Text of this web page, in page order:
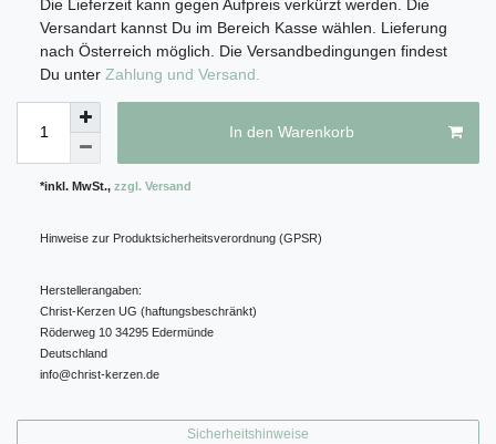
Die Lieferzeit kann gegen Aufpreis verkürzt werden. Die
Versandart kannst Du im Bereich Kasse wählen. Lieferung
nach Österreich möglich. Die Versandbedingungen findest
Du unter Zahlung und Versand.
In den Warenkorb
*inkl. MwSt., zzgl. Versand
Hinweise zur Produktsicherheitsverordnung (GPSR)
Herstellerangaben:
Christ-Kerzen UG (haftungsbeschränkt)
Röderweg 10 34295 Edermünde
Deutschland
info@christ-kerzen.de
Sicherheitshinweise